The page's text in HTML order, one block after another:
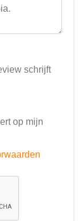
schrijft
op mijn